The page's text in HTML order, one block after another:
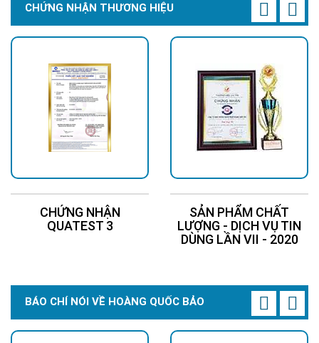
CHỨNG NHẬN THƯƠNG HIỆU
CHỨNG NHẬN
QUATEST 3
SẢN PHẨM CHẤT
LƯỢNG - DỊCH VỤ TIN
DÙNG LẦN VII - 2020
BÁO CHÍ NÓI VỀ HOÀNG QUỐC BẢO